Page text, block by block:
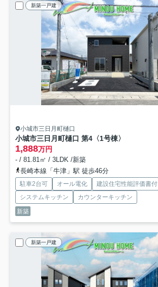
新築一戸建
小城市三日月町樋口
小城市三日月町樋口 第4 〈1号棟〉
1,888万円
- / 81.81㎡ / 3LDK /新築
長崎本線「牛津」駅 徒歩46分
駐車2台可 オール電化 建設住宅性能評価書付
システムキッチン
カウンターキッチン
新築
新築一戸建